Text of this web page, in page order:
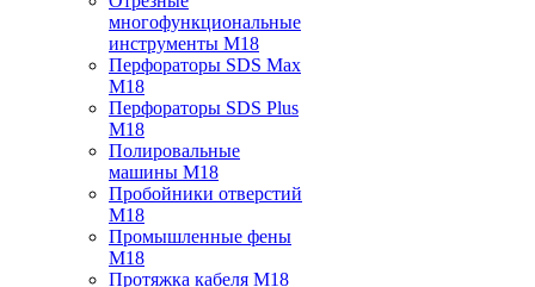
многофункциональные
инструменты M18
Перфораторы SDS Max
M18
Перфораторы SDS Plus
M18
Полировальные
машины M18
Пробойники отверстий
M18
Промышленные фены
M18
Протяжка кабеля M18